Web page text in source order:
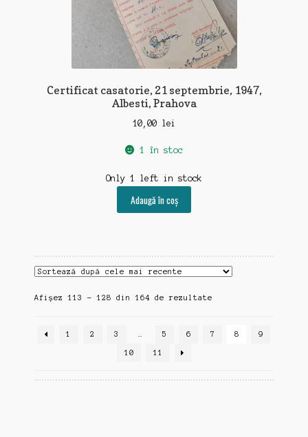
Certificat casatorie, 21 septembrie, 1947,
Albesti, Prahova
10,00 lei
1 în stoc
Only 1 left in stock
Adaugă în coș
Afișez 113 - 128 din 164 de rezultateSortat
mai
1 2 3 5 6 7 8 9
10 11